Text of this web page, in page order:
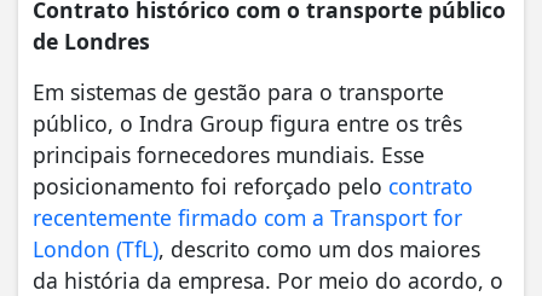
Contrato histórico com o transporte público
de Londres
Em sistemas de gestão para o transporte
público, o Indra Group figura entre os três
principais fornecedores mundiais. Esse
posicionamento foi reforçado pelo contrato
recentemente firmado com a Transport for
London (TfL), descrito como um dos maiores
da história da empresa. Por meio do acordo, o